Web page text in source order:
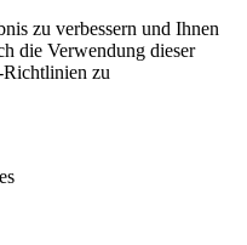
zu verbessern und Ihnen
die Verwendung dieser
Richtlinien zu